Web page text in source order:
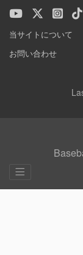
当サイトについて
お問い合わせ